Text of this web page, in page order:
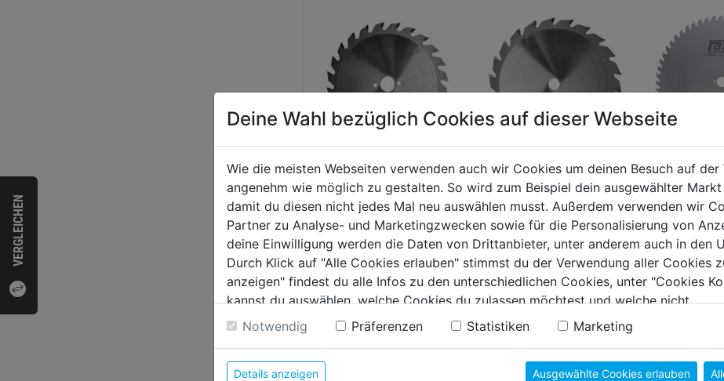
VERGLEICHEN
Handkreissägeblatt
Wenigzahn
165x2,6/1,6x20mm
Z=24 F
49,99€
Handkreissägeblatt
Wenigzahn
184x2,4/1,4x16mm
Z=22 F
49,99€
Wolfszahn
54,99€
Deine Wahl bezüglich Cookies auf dieser Webseite
Wie die meisten Webseiten verwenden auch wir Cookies um deinen Besuch auf der
angenehm wie möglich zu gestalten. So wird zum Beispiel dein ausgewählter
damit du diesen nicht jedes Mal neu auswählen musst. Außerdem verwenden wir
Partner zu Analyse- und Marketingzwecken sowie für die Personalisierung von
deine Einwilligung werden die Daten von Drittanbieter, unter anderem auch in den
Durch Klick auf "Alle Cookies erlauben" stimmst du der Verwendung aller Cookies
anzeigen" findest du alle Infos zu den unterschiedlichen Cookies, unter "Cookies
kannst du auswählen, welche Cookies du zulassen möchtest und welche nicht.
Weitere Informationen findest du in unserer Datenschutzerklärung
Notwendig Präferenzen Statistiken Marketing
Details anzeigen Ausgewählte Cookies erlauben